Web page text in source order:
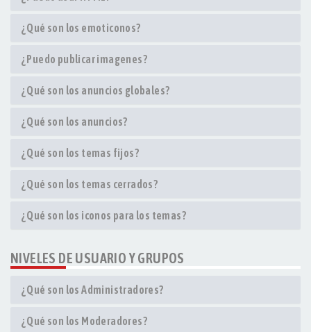
¿Qué son los emoticonos?
¿Puedo publicar imagenes?
¿Qué son los anuncios globales?
¿Qué son los anuncios?
¿Qué son los temas fijos?
¿Qué son los temas cerrados?
¿Qué son los iconos para los temas?
NIVELES DE USUARIO Y GRUPOS
¿Qué son los Administradores?
¿Qué son los Moderadores?